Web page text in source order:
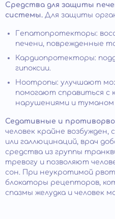
Средства для защиты
системы. Для защиты
Гепатопротекторы:
печени, поврежденные
Кардиопротекторы:
гипоксии.
Ноотропы: улучшают
помогают справиться с
нарушениями и туманом
Седативные и
человек крайне
или галлюцинаций, врач
средства из группы
тревогу и позволяют
сон. При неукротимой
блокаторы рецепторов,
спазмы желудка и человек